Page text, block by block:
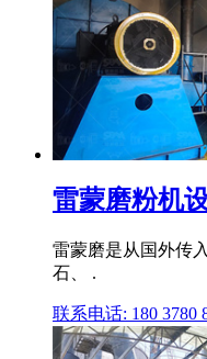
雷蒙磨粉机
雷蒙磨是从国外传
石、 .
联系电话: 180 3780